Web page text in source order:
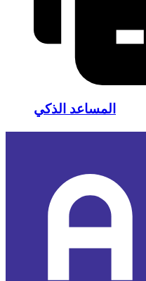
المساعد الذكي